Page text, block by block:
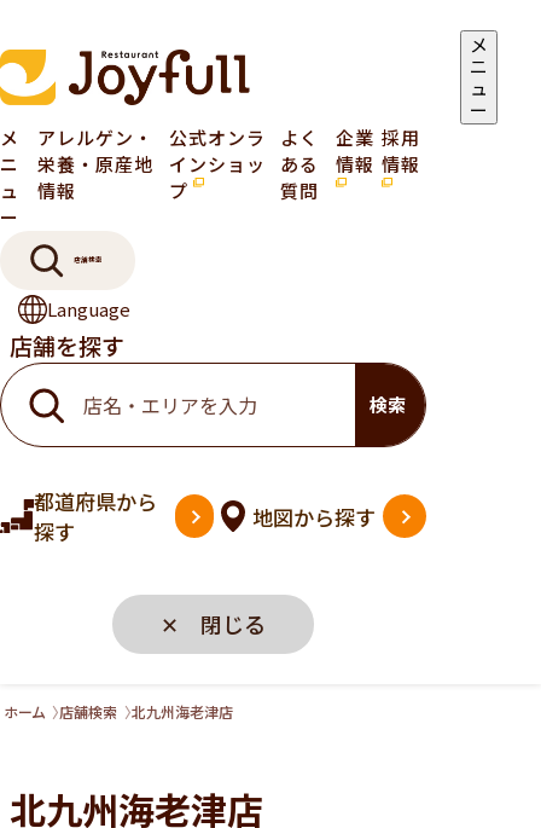
メ
ニ
ュ
ー
メ
ニ
ュ
ー
アレルゲン・
栄養・原産地
情報
公式オンラ
インショッ
プ
よく
ある
質問
企業
情報
採用
情報
店舗検索
Language
店舗を探す
検索
都道府県から
探す
地図から探す
✕ 閉じる
ホーム 店舗検索 北九州海老津店
北九州海老津店